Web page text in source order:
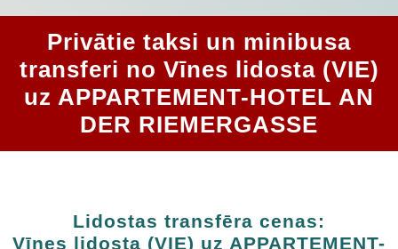
Privātie taksi un minibusa
transferi no Vīnes lidosta (VIE)
uz APPARTEMENT-HOTEL AN
DER RIEMERGASSE
Lidostas transfēra cenas:
Vīnes lidosta (VIE) uz APPARTEMENT-